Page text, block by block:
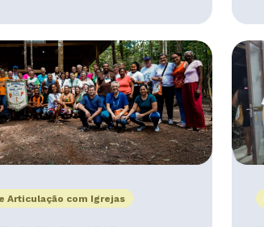
Articulação com Igrejas